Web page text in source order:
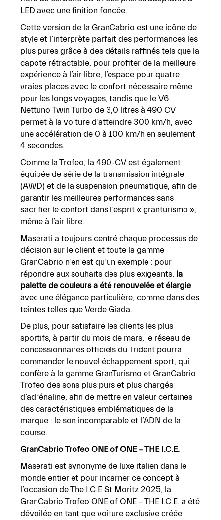
LED avec une finition foncée.
Cette version de la GranCabrio est une icône de
style et l’interprète parfait des performances les
plus pures grâce à des détails raffinés tels que la
capote rétractable, pour profiter de la meilleure
expérience à l’air libre, l’espace pour quatre
vraies places avec leconfort nécessaire même
pour les longs voyages, tandis que le V6
Nettuno Twin Turbo de 3,0 litres à 490 CV
permet à la voiture d’atteindre 300 km/h, avec
une accélération de 0 à 100 km/h en seulement
4 secondes.
Comme la Trofeo, la 490-CV est également
équipée de série de la transmission intégrale
(AWD) et de la suspension pneumatique, afin de
garantir les meilleures performances sans
sacrifier le confort dans l’esprit « granturismo »,
même à l’air libre.
Maserati a toujours centré chaque processus de
décision sur le client et toute la gamme
GranCabrio n’en est qu’un exemple : pour
répondre aux souhaits des plus exigeants, la
palette de couleurs a été renouvelée et élargie
avec une élégance particulière, commedans des
teintes telles que Verde Giada.
De plus, pour satisfaire les clients les plus
sportifs, à partir du mois de mars, le réseau de
concessionnaires officiels du Trident pourra
commander le nouvel échappement sport, qui
confère à la gamme GranTurismo et GranCabrio
Trofeo des sons plus purs et plus chargés
d’adrénaline, afin de mettre en valeur certaines
des caractéristiques emblématiques de la
marque : le son incomparable et l’ADN de la
course.
GranCabrioTrofeo ONE of ONE –THE I.C.E.
Maserati est synonyme de luxe italien dans le
monde entier et pour incarner ce concept à
l’occasion de The I.C.E St Moritz 2025, la
GranCabrio Trofeo ONE of ONE – THE I.C.E. a été
dévoilée en tant que voiture exclusive créée